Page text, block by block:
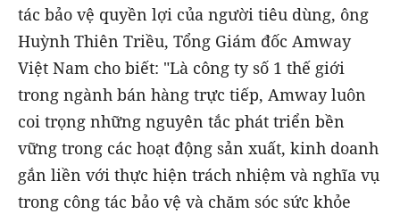
tác bảo vệ quyền lợi của người tiêu dùng, ông
Huỳnh Thiên Triều, Tổng Giám đốc Amway
Việt Nam cho biết: "Là công ty số 1 thế giới
trong ngành bán hàng trực tiếp, Amway luôn
coi trọng những nguyên tắc phát triển bền
vững trong các hoạt động sản xuất, kinh doanh
gắn liền với thực hiện trách nhiệm và nghĩa vụ
trong công tác bảo vệ và chăm sóc sức khỏe